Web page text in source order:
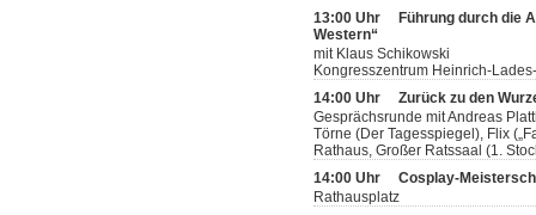
13:00 Uhr
Führung durch die
Western“
mit Klaus Schikowski
Kongresszentrum Heinrich-
14:00 Uhr Zurück zu den
Gesprächsrunde mit Andreas
Törne (Der Tagesspiegel), Flix
Rathaus, Großer Ratssaal (1.
14:00 Uhr Cosplay-
Rathausplatz